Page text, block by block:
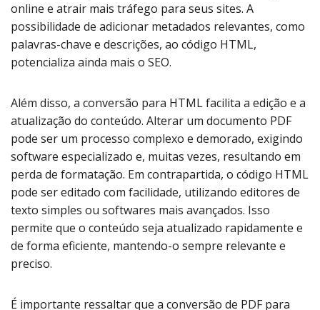
online e atrair mais tráfego para seus sites. A
possibilidade de adicionar metadados relevantes, como
palavras-chave e descrições, ao código HTML,
potencializa ainda mais o SEO.
Além disso, a conversão para HTML facilita a edição e a
atualização do conteúdo. Alterar um documento PDF
pode ser um processo complexo e demorado, exigindo
software especializado e, muitas vezes, resultando em
perda de formatação. Em contrapartida, o código HTML
pode ser editado com facilidade, utilizando editores de
texto simples ou softwares mais avançados. Isso
permite que o conteúdo seja atualizado rapidamente e
de forma eficiente, mantendo-o sempre relevante e
preciso.
É importante ressaltar que a conversão de PDF para